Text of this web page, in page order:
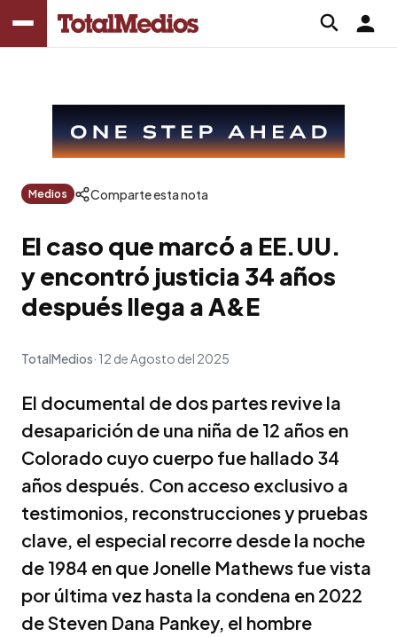
Medios Comparte esta nota
El caso que marcó a EE.UU.
y encontró justicia 34 años
después llega a A&E
TotalMedios 12 de Agosto del 2025
El documental de dos partes revive la
desaparición de una niña de 12 años en
Colorado cuyo cuerpo fue hallado 34
años después. Con acceso exclusivo a
testimonios, reconstrucciones y pruebas
clave, el especial recorre desde la noche
de 1984 en que Jonelle Mathews fue vista
por última vez hasta la condena en 2022
de Steven Dana Pankey, el hombre